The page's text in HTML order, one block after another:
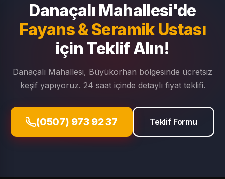
Danaçalı Mahallesi'de
Fayans & Seramik Ustası
için Teklif Alın!
Danaçalı Mahallesi, Büyükorhan bölgesinde ücretsiz
keşif yapıyoruz. 24 saat içinde detaylı fiyat teklifi.
(0507) 973 92 37 Teklif Formu